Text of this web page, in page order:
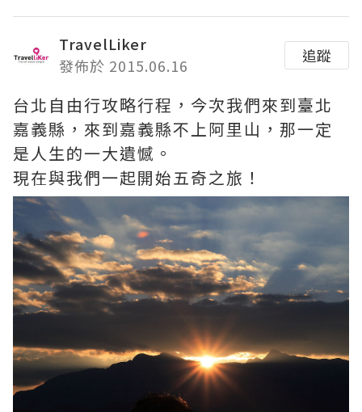
TravelLiker
發佈於 2015.06.16
追蹤
台北自由行攻略行程，今次我們來到臺北
嘉義縣，來到嘉義縣不上阿里山，那一定
是人生的一大遺憾。
現在與我們一起開始五奇之旅！